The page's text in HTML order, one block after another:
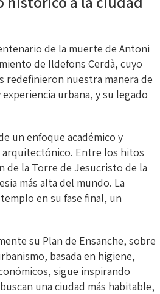
de la muerte de Antoni
de Ildefons Cerdà, cuyo
redefinieron nuestra manera de
urbana, y su legado
un enfoque académico y
Entre los hitos
de la Torre de Jesucristo de la
más alta del mundo. La
en su fase final, un
su Plan de Ensanche, sobre
basada en higiene,
sigue inspirando
una ciudad más habitable,